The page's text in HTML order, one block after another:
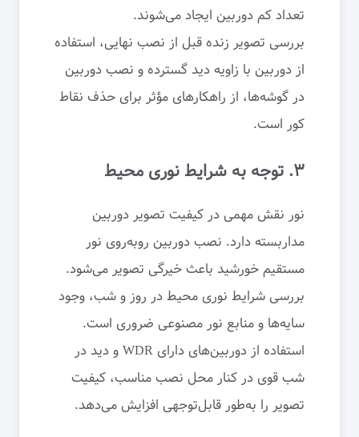
تعداد کم دوربین ایجاد می‌شوند.
بررسی تصویر زنده قبل از نصب نهایی، استفاده
از دوربین با زاویه دید گسترده و نصب دوربین
در گوشه‌ها، از راهکارهای مؤثر برای حذف نقاط
کور است.
۳. توجه به شرایط نوری محیط
نور نقش مهمی در کیفیت تصویر دوربین
مداربسته دارد. نصب دوربین روبه‌روی نور
مستقیم خورشید باعث خیرگی تصویر می‌شود.
بررسی شرایط نوری محیط در روز و شب، وجود
سایه‌ها و منابع نور مصنوعی ضروری است.
استفاده از دوربین‌های دارای WDR و دید در
شب قوی در کنار محل نصب مناسب، کیفیت
تصویر را به‌طور قابل‌توجهی افزایش می‌دهد.